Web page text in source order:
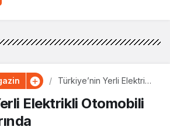
Türkiye’nin Yerli Elektrikli
Yollarında
Elektrikli Otomobili